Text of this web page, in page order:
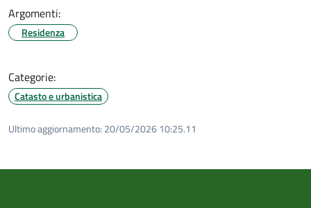
Argomenti:
Residenza
Categorie:
Catasto e urbanistica
Ultimo aggiornamento: 20/05/2026 10:25.11